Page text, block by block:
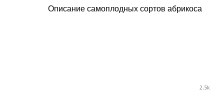
Описание самоплодных сортов абрикоса
2.5k